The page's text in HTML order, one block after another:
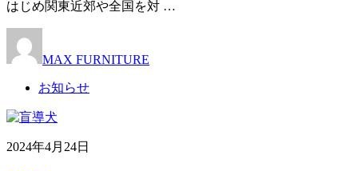
はじめ関東近郊や全国を対 …
MAX FURNITURE
お知らせ
2024年4月24日